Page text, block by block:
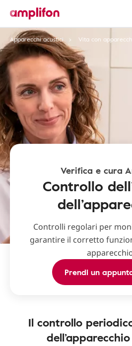
Apparecchi acustici
Vita con
Verifica e cura
Controllo
Controlli regolari per
garantire il corretto
Prendi un
Il controllo